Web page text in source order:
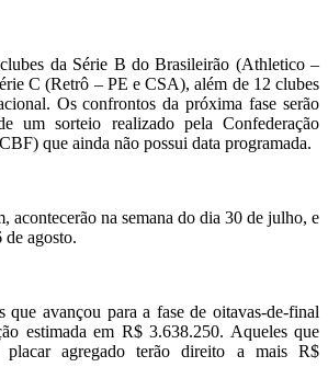
da Série B do Brasileirão (Athletico –
C (Retrô – PE e CSA), além de 12 clubes
Os confrontos da próxima fase serão
um sorteio realizado pela Confederação
que ainda não possui data programada.
acontecerão na semana do dia 30 de julho, e
de agosto.
que avançou para a fase de oitavas-de-final
estimada em R$ 3.638.250. Aqueles que
placar agregado terão direito a mais R$